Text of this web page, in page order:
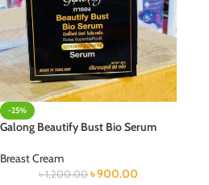
-25%
Galong Beautify Bust Bio Serum
Breast Cream
৳1,200.00 ৳900.00